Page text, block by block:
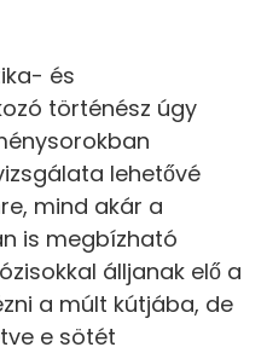
és
történész úgy
lehetővé
mind akár a
is megbízható
álljanak elő a
a múlt kútjába, de
e sötét